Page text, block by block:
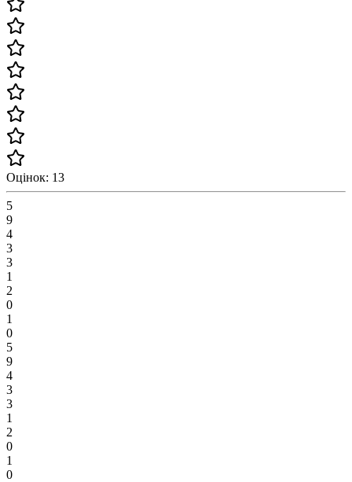
Оцінок: 13
5
9
4
3
3
1
2
0
1
0
5
9
4
3
3
1
2
0
1
0